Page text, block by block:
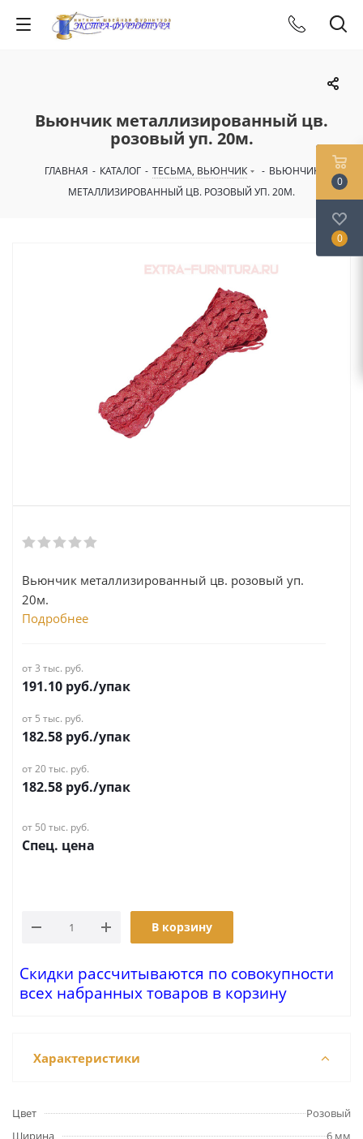
Вьюнчик металлизированный цв.
розовый уп. 20м.
ГЛАВНАЯ - КАТАЛОГ - ТЕСЬМА, ВЬЮНЧИК - ВЬЮНЧИК
МЕТАЛЛИЗИРОВАННЫЙ ЦВ. РОЗОВЫЙ УП. 20М.
Вьюнчик металлизированный цв. розовый уп.
20м.
Подробнее
от 3 тыс. руб.
191.10 руб./упак
от 5 тыс. руб.
182.58 руб./упак
от 20 тыс. руб.
182.58 руб./упак
от 50 тыс. руб.
Спец. цена
В корзину
Скидки рассчитываются по совокупности
всех набранных товаров в корзину
Характеристики
Цвет
Розовый
Ширина
6 мм
0
0